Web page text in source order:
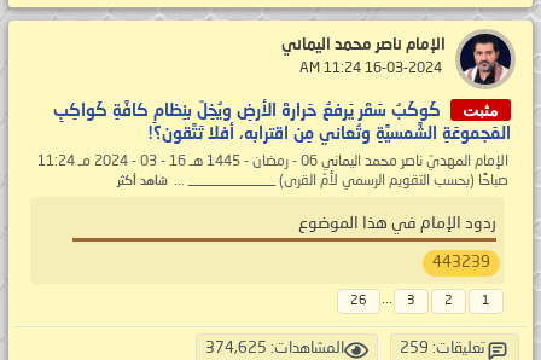
الإمام ناصر محمد اليماني
مثبت
كَوكَبُ سَقَر يَرفعُ حَرارةَ الأرضِ ويُخِلّ بنِظامِ كافَّةِ كَواكِبِ
المَجموعَةِ الشَّمسيَّةِ وتُعاني مِن اقترابه، أفلا تَتَّقون؟!
الإمام المهديّ ناصر محمد اليماني 06 - رمضان - 1445 هـ 16 - 03 - 2024 مـ 11:24
صباحًا (بحسب التقويم الرسمي لأمّ القرى) ____________ ... شاهد أكثر
ردود الإمام في هذا الموضوع
443239
1
2
3
...
26
تعليقات: 259 المشاهدات: 374,625